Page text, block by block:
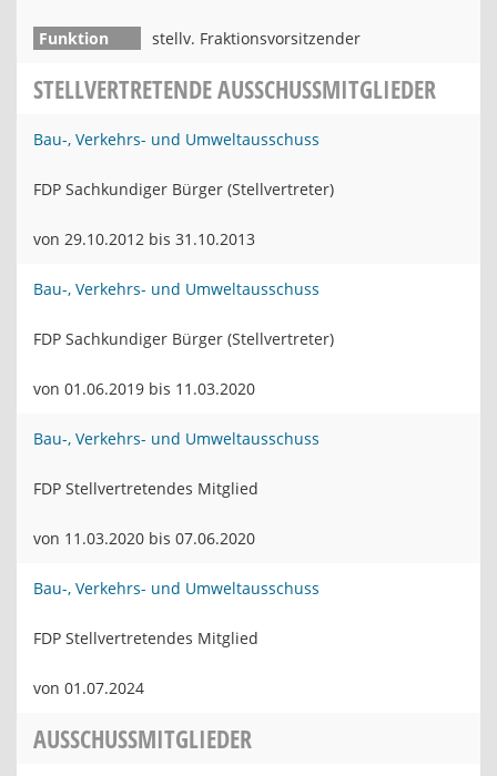
stellv. Fraktionsvorsitzender
STELLVERTRETENDE AUSSCHUSSMITGLIEDER
Bau-, Verkehrs- und Umweltausschuss
FDP Sachkundiger Bürger (Stellvertreter)
von 29.10.2012 bis 31.10.2013
Bau-, Verkehrs- und Umweltausschuss
FDP Sachkundiger Bürger (Stellvertreter)
von 01.06.2019 bis 11.03.2020
Bau-, Verkehrs- und Umweltausschuss
FDP Stellvertretendes Mitglied
von 11.03.2020 bis 07.06.2020
Bau-, Verkehrs- und Umweltausschuss
FDP Stellvertretendes Mitglied
von 01.07.2024
AUSSCHUSSMITGLIEDER